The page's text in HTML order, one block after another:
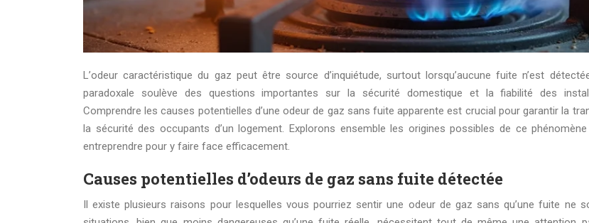
L’odeur caractéristique du gaz peut être source d’inquiétude, surtout lorsqu’aucune fuite n’est détectée. Cette situation
paradoxale soulève des questions importantes sur la sécurité domestique et la fiabilité des
Comprendre les causes potentielles d’une odeur de gaz sans fuite apparente est crucial pour garantir la
la sécurité des occupants d’un logement. Explorons ensemble les origines possibles de ce
entreprendre pour y faire face efficacement.
Causes potentielles d’odeurs de gaz sans fuite détectée
Il existe plusieurs raisons pour lesquelles vous pourriez sentir une odeur de gaz sans qu’une fuite ne